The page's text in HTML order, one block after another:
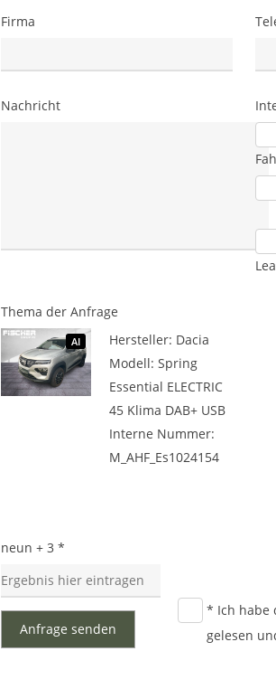
Firma
Nachricht
Thema der Anfrage
AI
Hersteller: Dacia
Modell: Spring
Essential ELECTRIC
45 Klima DAB+ USB
Interne Nummer:
M_AHF_Es1024154
neun + 3 *
Anfrage senden
* Ich habe
gelesen